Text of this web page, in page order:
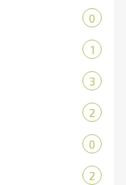
0
1
3
2
0
2